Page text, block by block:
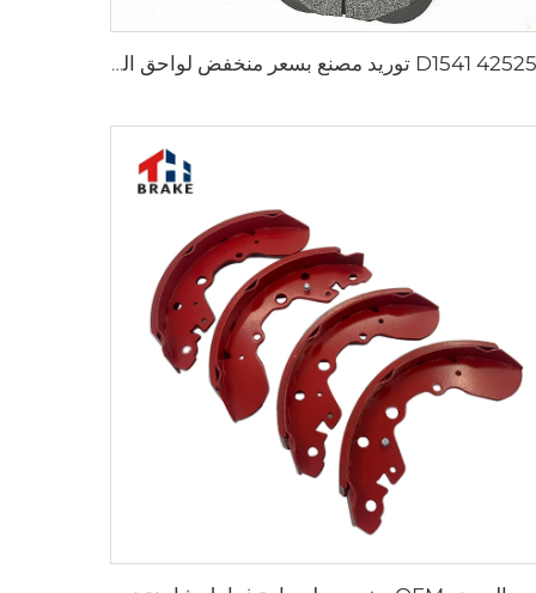
D1541 425253 توريد مصنع بسعر منخفض لواحق الفرامل لسيارات Peugeot 207 307